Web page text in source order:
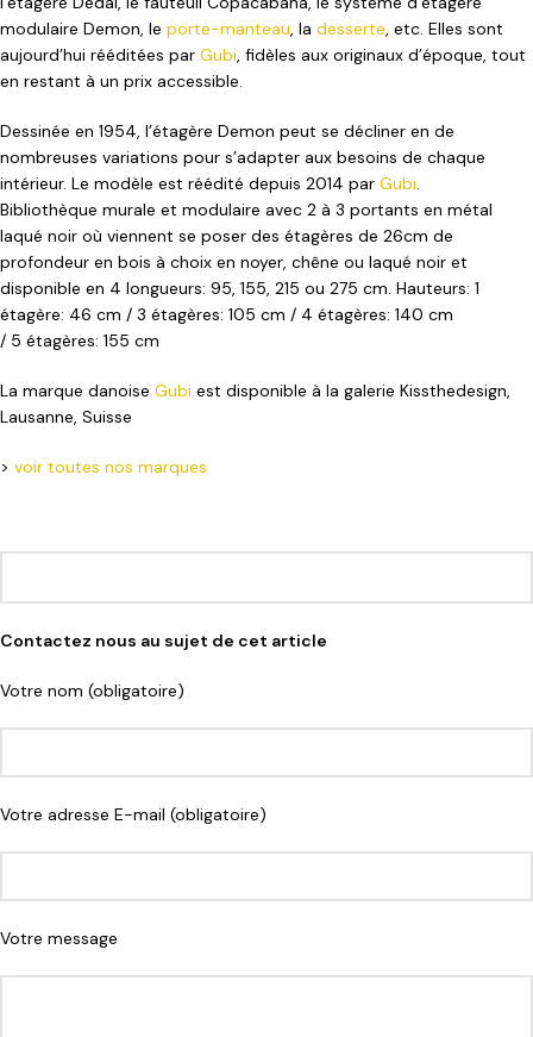
modulaire Demon, le porte-manteau, la desserte, etc. Elles sont
aujourd’hui rééditées par Gubi, fidèles aux originaux d’époque, tout
en restant à un prix accessible.
Dessinée en 1954, l’étagère Demon peut se décliner en de
nombreuses variations pour s’adapter aux besoins de chaque
intérieur. Le modèle est réédité depuis 2014 par Gubi.
Bibliothèque murale et modulaire avec 2 à 3 portants en métal
laqué noir où viennent se poser des étagères de 26cm de
profondeur en bois à choix en noyer, chêne ou laqué noir et
disponible en 4 longueurs: 95, 155, 215 ou 275 cm. Hauteurs: 1
étagère: 46 cm / 3 étagères: 105 cm / 4 étagères: 140 cm
/ 5 étagères: 155 cm
La marque danoise Gubi est disponible à la galerie Kissthedesign,
Lausanne, Suisse
> voir toutes nos marques
Contactez nous au sujet de cet article
Votre nom (obligatoire)
Votre adresse E-mail (obligatoire)
Votre message